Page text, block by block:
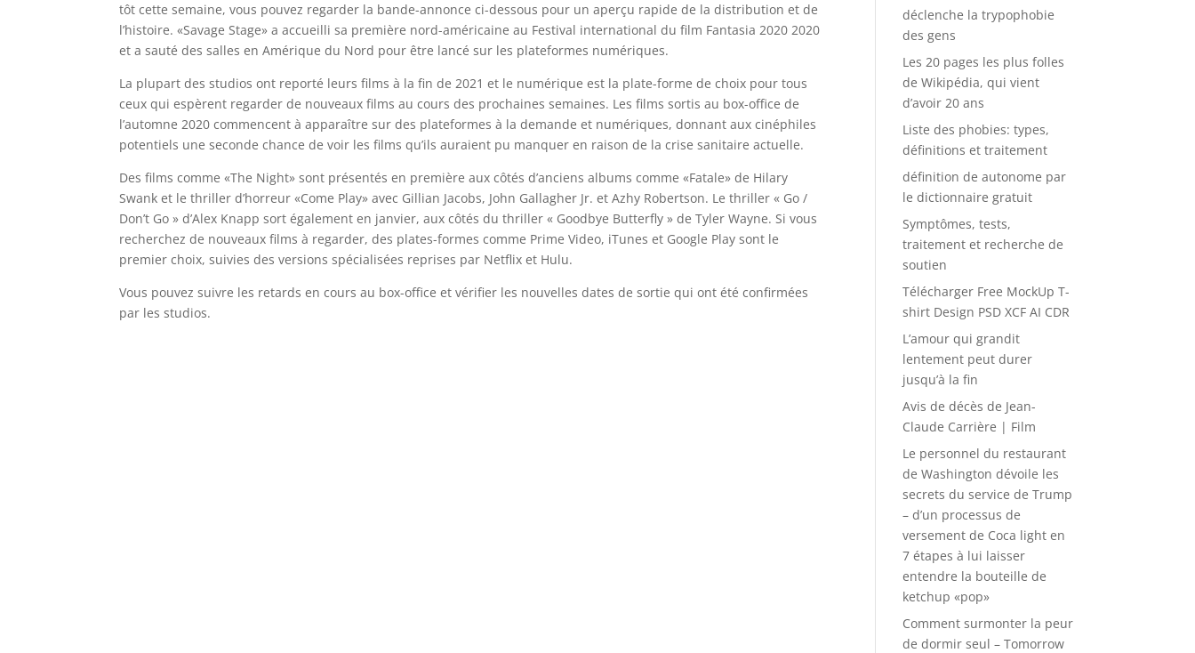
tôt cette semaine, vous pouvez regarder la bande-annonce ci-dessous pour un aperçu rapide de la distribution et de
l’histoire. «Savage Stage» a accueilli sa première nord-américaine au Festival international du film Fantasia 2020 2020
et a sauté des salles en Amérique du Nord pour être lancé sur les plateformes numériques.
La plupart des studios ont reporté leurs films à la fin de 2021 et le numérique est la plate-forme de choix pour tous
ceux qui espèrent regarder de nouveaux films au cours des prochaines semaines. Les films sortis au box-office de
l’automne 2020 commencent à apparaître sur des plateformes à la demande et numériques, donnant aux cinéphiles
potentiels une seconde chance de voir les films qu’ils auraient pu manquer en raison de la crise sanitaire actuelle.
Des films comme «The Night» sont présentés en première aux côtés d’anciens albums comme «Fatale» de Hilary
Swank et le thriller d’horreur «Come Play» avec Gillian Jacobs, John Gallagher Jr. et Azhy Robertson. Le thriller « Go /
Don’t Go » d’Alex Knapp sort également en janvier, aux côtés du thriller « Goodbye Butterfly » de Tyler Wayne. Si vous
recherchez de nouveaux films à regarder, des plates-formes comme Prime Video, iTunes et Google Play sont le
premier choix, suivies des versions spécialisées reprises par Netflix et Hulu.
Vous pouvez suivre les retards en cours au box-office et vérifier les nouvelles dates de sortie qui ont été confirmées
par les studios.
déclenche la trypophobie
des gens
Les 20 pages les plus folles
de Wikipédia, qui vient
d’avoir 20 ans
Liste des phobies: types,
définitions et traitement
définition de autonome par
le dictionnaire gratuit
Symptômes, tests,
traitement et recherche de
soutien
Télécharger Free MockUp T-
shirt Design PSD XCF AI CDR
L’amour qui grandit
lentement peut durer
jusqu’à la fin
Avis de décès de Jean-
Claude Carrière | Film
Le personnel du restaurant
de Washington dévoile les
secrets du service de Trump
– d’un processus de
versement de Coca light en
7 étapes à lui laisser
entendre la bouteille de
ketchup «pop»
Comment surmonter la peur
de dormir seul – Tomorrow